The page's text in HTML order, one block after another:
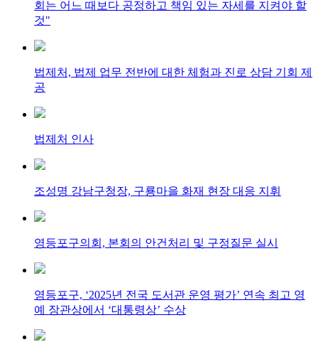
회는 어느 때보다 공정하고 책임 있는 자세를 지켜야 할
것"
법제처, 법제 업무 전반에 대한 체험과 진로 상담 기회 제
공
법제처 인사
조성명 강남구청장, 구룡마을 화재 현장 대응 지휘
영등포구의회, 본회의 안건처리 및 구정질문 실시
영등포구, ‘2025년 전국 도서관 운영 평가’ 연속 최고 영
예 장관상에서 ‘대통령상’ 수상